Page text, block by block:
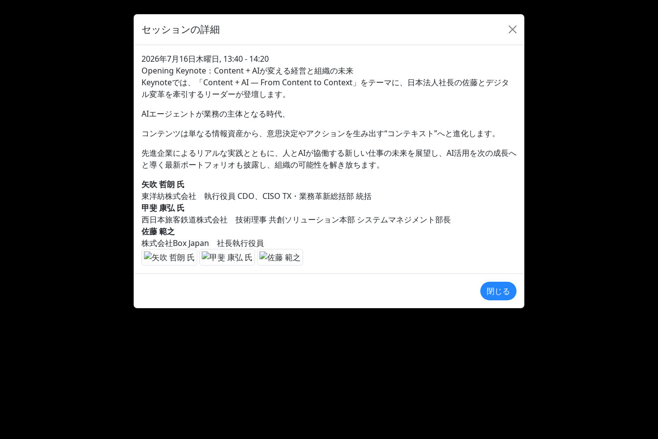
セッションの詳細
2026年7月16日木曜日, 13:40 - 14:20
Opening Keynote：Content + AIが変える経営と組織の未来
Keynoteでは、「Content + AI ― From Content to Context」をテーマに、日本法人社長の佐藤とデジタ
ル変革を牽引するリーダーが登壇します。
AIエージェントが業務の主体となる時代、
コンテンツは単なる情報資産から、意思決定やアクションを生み出す“コンテキスト”へと進化します。
先進企業によるリアルな実践とともに、人とAIが協働する新しい仕事の未来を展望し、AI活用を次の成長へ
と導く最新ポートフォリオも披露し、組織の可能性を解き放ちます。
矢吹 哲朗 氏
東洋紡株式会社 執行役員 CDO、CISO TX・業務革新総括部 統括
甲斐 康弘 氏
西日本旅客鉄道株式会社 技術理事 共創ソリューション本部 システムマネジメント部長
佐藤 範之
株式会社Box Japan 社長執行役員
閉じる